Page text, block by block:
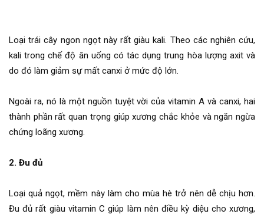
Loại trái cây ngon ngọt này rất giàu kali. Theo các nghiên cứu,
kali trong chế độ ăn uống có tác dụng trung hòa lượng axit và
do đó làm giảm sự mất canxi ở mức độ lớn.
Ngoài ra, nó là một nguồn tuyệt vời của vitamin A và canxi, hai
thành phần rất quan trọng giúp xương chắc khỏe và ngăn ngừa
chứng loãng xương.
2. Đu đủ
Loại quả ngọt, mềm này làm cho mùa hè trở nên dễ chịu hơn.
Đu đủ rất giàu vitamin C giúp làm nên điều kỳ diệu cho xương,